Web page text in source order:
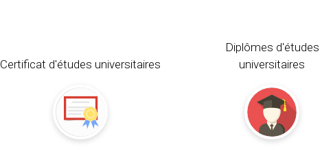
Certificat d'études universitaires
Diplômes d'études
universitaires